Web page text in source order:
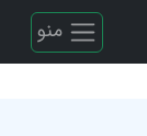
منو